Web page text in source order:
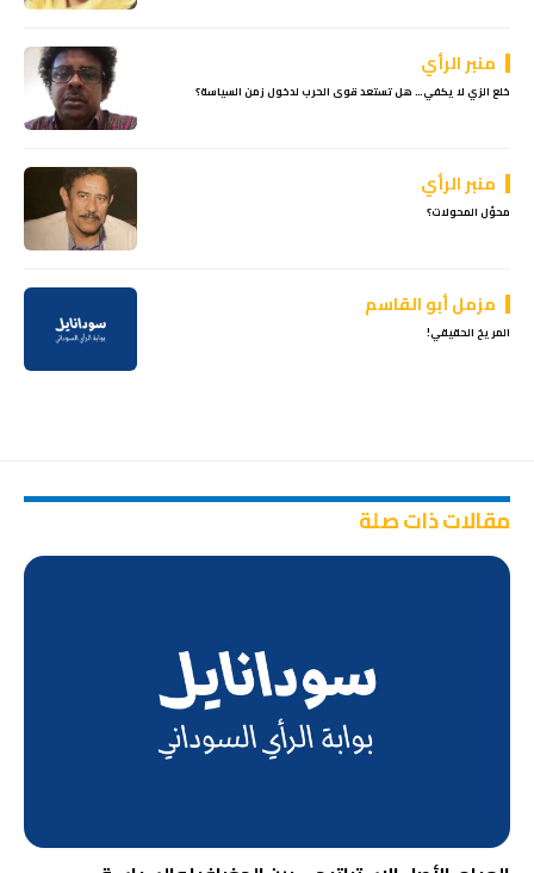
منبر الرأي
خلع الزي لا يكفي… هل تستعد قوى الحرب لدخول زمن السياسة؟
منبر الرأي
محوّل المحولات؟
مزمل أبو القاسم
المريخ الحقيقي!
مقالات ذات صلة